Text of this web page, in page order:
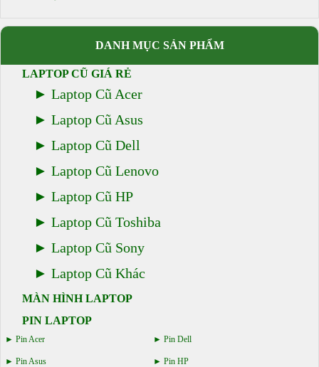
DANH MỤC SẢN PHẨM
LAPTOP CŨ GIÁ RẺ
Laptop Cũ Acer
Laptop Cũ Asus
Laptop Cũ Dell
Laptop Cũ Lenovo
Laptop Cũ HP
Laptop Cũ Toshiba
Laptop Cũ Sony
Laptop Cũ Khác
MÀN HÌNH LAPTOP
PIN LAPTOP
Pin Acer Pin Dell
Pin Asus Pin HP